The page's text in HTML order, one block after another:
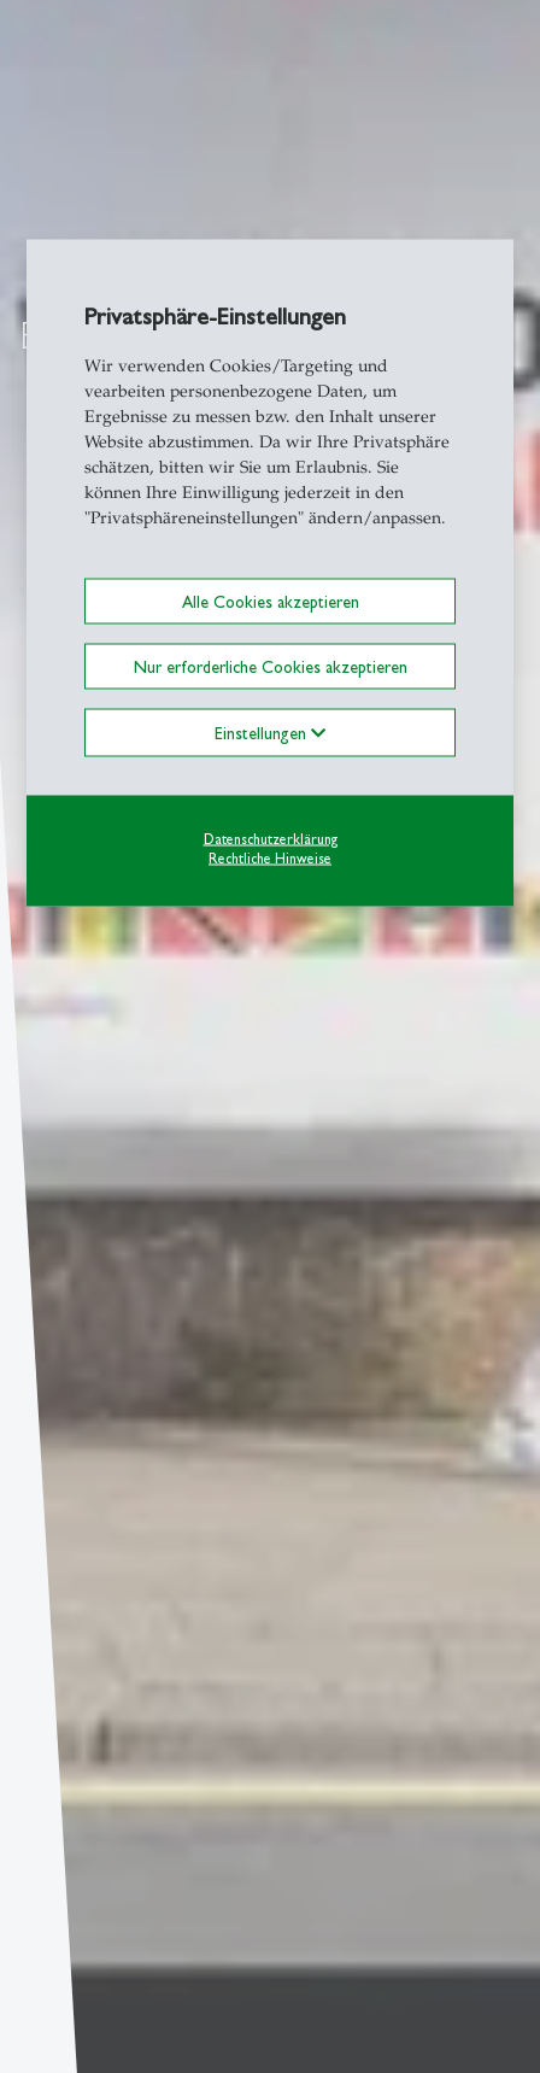
Privatsphäre-Einstellungen
Wir verwenden Cookies/Targeting und
vearbeiten personenbezogene Daten, um
Ergebnisse zu messen bzw. den Inhalt unserer
Website abzustimmen. Da wir Ihre Privatsphäre
schätzen, bitten wir Sie um Erlaubnis. Sie
können Ihre Einwilligung jederzeit in den
"Privatsphäreneinstellungen" ändern/anpassen.
Alle Cookies akzeptieren
Nur erforderliche Cookies akzeptieren
Einstellungen
Datenschutzerklärung
Rechtliche Hinweise
Britische Kulturen